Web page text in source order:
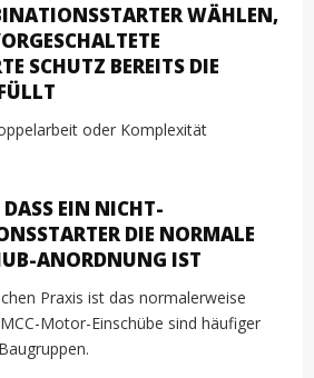
WÄHLEN,
SCHUTZ BEREITS DIE
oder Komplexität
EIN NICHT-
DIE NORMALE
ANORDNUNG IST
Praxis ist das normalerweise
Motor-Einschübe sind häufiger